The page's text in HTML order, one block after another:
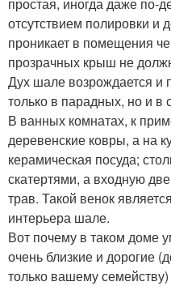
отсутствием полировки и
проникает в помещения
прозрачных крыш не
Дух шале возрождается и
только в парадных, но и
В ванных комнатах, к
деревенские ковры, а на
керамическая посуда;
скатертями, а входную
трав. Такой венок
интерьера шале.
Вот почему в таком доме
очень близкие и дорогие
только вашему